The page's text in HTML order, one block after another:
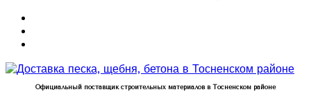
Официальный поставщик строительных материалов в Тосненском районе